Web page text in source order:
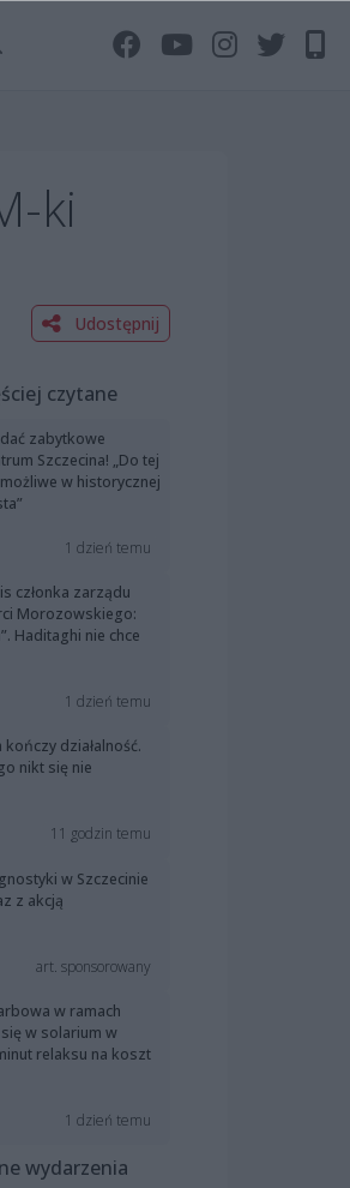
ki
Udostępnij
czytane
zabytkowe
Szczecina! „Do tej
w historycznej
1 dzień temu
członka zarządu
Morozowskiego:
Haditaghi nie chce
1 dzień temu
działalność.
nikt się nie
11 godzin temu
w Szczecinie
z akcją
art. sponsorowany
w ramach
w solarium w
relaksu na koszt
1 dzień temu
wydarzenia